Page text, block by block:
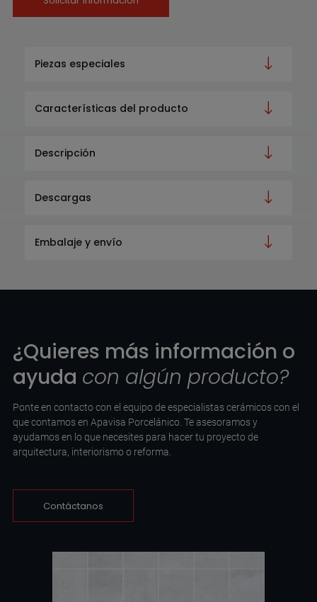
Piezas especiales
Características del producto
Descripción
Descargas
Embalaje y envío
¿Quieres más información o
ayuda con algún producto?
Ponte en contacto con el equipo de especialistas cerámicos con el
que contamos en Apavisa Porcelánico. Te asesoramos y
ayudamos en lo que necesites para hacer tu proyecto de
arquitectura, interiorismo o reforma.
Contáctanos